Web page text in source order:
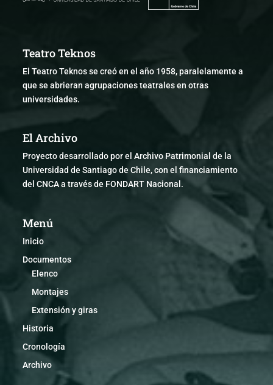
Teatro Teknos
El Teatro Teknos se creó en el año 1958, paralelamente a
que se abrieran agrupaciones teatrales en otras
universidades.
El Archivo
Proyecto desarrollado por el Archivo Patrimonial de la
Universidad de Santiago de Chile, con el financiamiento
del CNCA a través de FONDART Nacional.
Menú
Inicio
Documentos
Elenco
Montajes
Extensión y giras
Historia
Cronología
Archivo